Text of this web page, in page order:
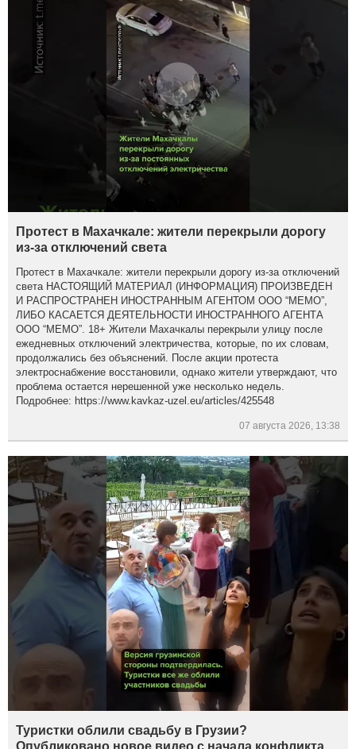
Протест в Махачкале: жители перекрыли дорогу
из-за отключений света
Протест в Махачкале: жители перекрыли дорогу из-за отключений
света НАСТОЯЩИЙ МАТЕРИАЛ (ИНФОРМАЦИЯ) ПРОИЗВЕДЕН
И РАСПРОСТРАНЕН ИНОСТРАННЫМ АГЕНТОМ ООО “МЕМО”,
ЛИБО КАСАЕТСЯ ДЕЯТЕЛЬНОСТИ ИНОСТРАННОГО АГЕНТА
ООО “МЕМО”. 18+ Жители Махачкалы перекрыли улицу после
ежедневных отключений электричества, которые, по их словам,
продолжались без объяснений. После акции протеста
электроснабжение восстановили, однако жители утверждают, что
проблема остается нерешенной уже несколько недель.
Подробнее: https://www.kavkaz-uzel.eu/articles/425548
07 августа 2026, 13:38
Туристки облили свадьбу в Грузии?
Опубликовано новое видео с начала конфликта.